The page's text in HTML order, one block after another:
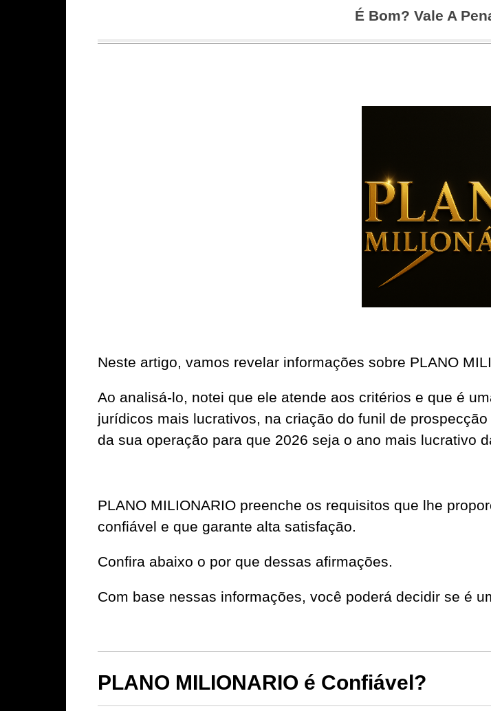
É Bom? Vale A
Neste artigo, vamos revelar informações sobre PLANO
Ao analisá-lo, notei que ele atende aos critérios e que é
jurídicos mais lucrativos, na criação do funil de
da sua operação para que 2026 seja o ano mais lucrativo
PLANO MILIONARIO preenche os requisitos que lhe
confiável e que garante alta satisfação.
Confira abaixo o por que dessas afirmações.
Com base nessas informações, você poderá decidir se é
PLANO MILIONARIO é Confiável?